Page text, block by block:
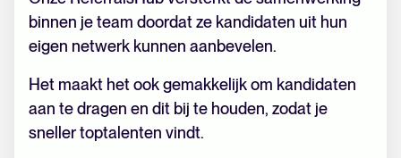
binnen je team doordat ze kandidaten uit hun
eigen netwerk kunnen aanbevelen.
Het maakt het ook gemakkelijk om kandidaten
aan te dragen en dit bij te houden, zodat je
sneller toptalenten vindt.